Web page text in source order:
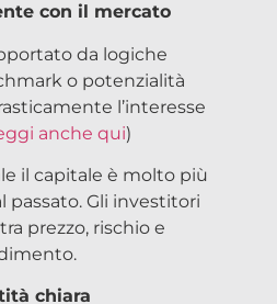
con il mercato
da logiche
o potenzialità
l’interesse
anche qui)
il capitale è molto più
passato. Gli investitori
prezzo, rischio e
chiara